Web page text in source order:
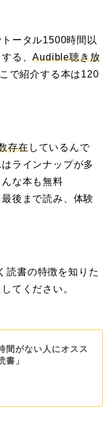
ータル1500時間以
する、Audible聴き放
で紹介する本は120
存在しているんで
ラインナップが多
な本も無料
後まで読み、体験
読書の特徴を知りた
てください。
間がない人にオスス
書」